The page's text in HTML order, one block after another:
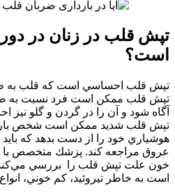
تپش قلب در زنان در
است؟
تپش قلب احساسي است که قلب به
تپش قلب ممکن است فرد نسبت به
آگاه شود و آن را در گردن و گلو
تپش قلب شديد ممكن است شخص
هوشياري خود را از دست بدهد که
عروق مراجعه کند. پزشك متخصص با
خون علت تپش قلب را بررسي
است به خاطر تيروئيد، كم خوني،